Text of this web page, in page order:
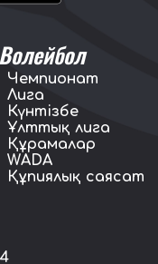
Волейбол
Чемпионат
Лига
Күнтізбе
Ұлттық лига
Құрамалар
WADA
Құпиялық саясат